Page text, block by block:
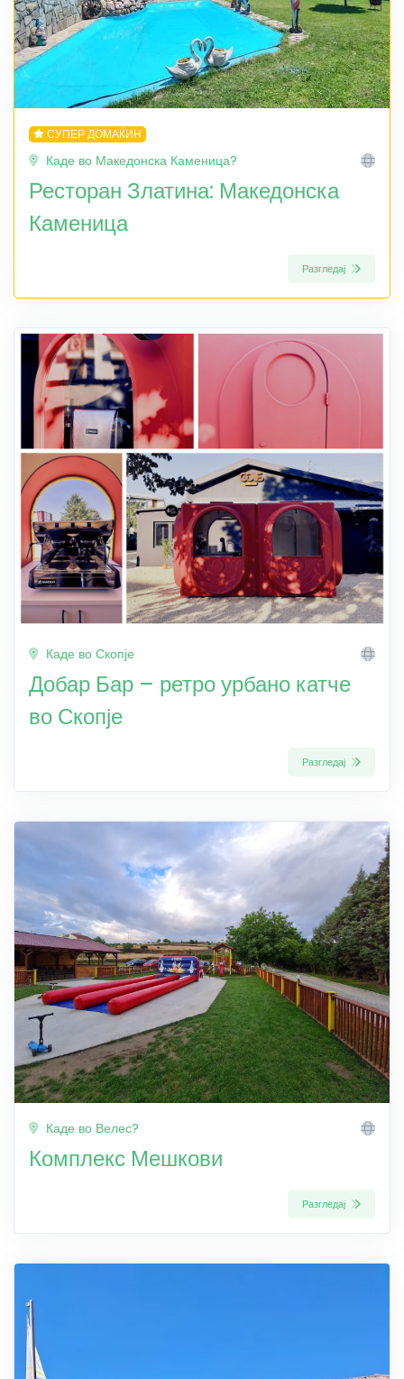
СУПЕР ДОМАЌИН
Каде во Македонска Каменица?
Ресторан Златина: Македонска
Каменица
Разгледај
Каде во Скопје
Добар Бар – ретро урбано катче
во Скопје
Разгледај
Каде во Велес?
Комплекс Мешкови
Разгледај